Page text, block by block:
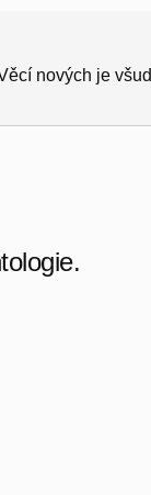
nových je